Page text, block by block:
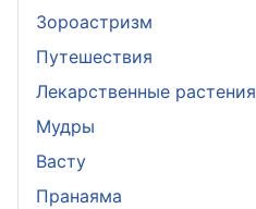
Зороастризм
Путешествия
Лекарственные растения
Мудры
Васту
Пранаяма